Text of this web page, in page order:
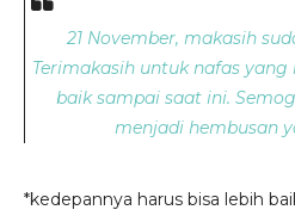
21 November, makasih
Terimakasih untuk nafas
baik sampai saat ini.
menjadi hembusan
*kedepannya harus bisa lebih